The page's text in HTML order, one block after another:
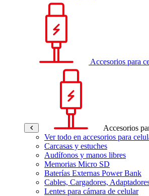
Accesorios para
Accesorios
Ver todo en accesorios para
Carcasas y estuches
Audífonos y manos libres
Memorias Micro SD
Baterías Externas Power Bank
Cables, Cargadores,
Lentes para cámara de celular